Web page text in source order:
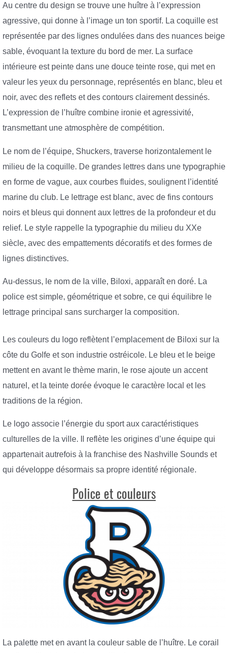
Au centre du design se trouve une huître à l’expression
agressive, qui donne à l’image un ton sportif. La coquille est
représentée par des lignes ondulées dans des nuances beige
sable, évoquant la texture du bord de mer. La surface
intérieure est peinte dans une douce teinte rose, qui met en
valeur les yeux du personnage, représentés en blanc, bleu et
noir, avec des reflets et des contours clairement dessinés.
L’expression de l’huître combine ironie et agressivité,
transmettant une atmosphère de compétition.
Le nom de l’équipe, Shuckers, traverse horizontalement le
milieu de la coquille. De grandes lettres dans une typographie
en forme de vague, aux courbes fluides, soulignent l’identité
marine du club. Le lettrage est blanc, avec de fins contours
noirs et bleus qui donnent aux lettres de la profondeur et du
relief. Le style rappelle la typographie du milieu du XXe
siècle, avec des empattements décoratifs et des formes de
lignes distinctives.
Au-dessus, le nom de la ville, Biloxi, apparaît en doré. La
police est simple, géométrique et sobre, ce qui équilibre le
lettrage principal sans surcharger la composition.
Les couleurs du logo reflètent l’emplacement de Biloxi sur la
côte du Golfe et son industrie ostréicole. Le bleu et le beige
mettent en avant le thème marin, le rose ajoute un accent
naturel, et la teinte dorée évoque le caractère local et les
traditions de la région.
Le logo associe l’énergie du sport aux caractéristiques
culturelles de la ville. Il reflète les origines d’une équipe qui
appartenait autrefois à la franchise des Nashville Sounds et
qui développe désormais sa propre identité régionale.
Police et couleurs
La palette met en avant la couleur sable de l’huître. Le corail